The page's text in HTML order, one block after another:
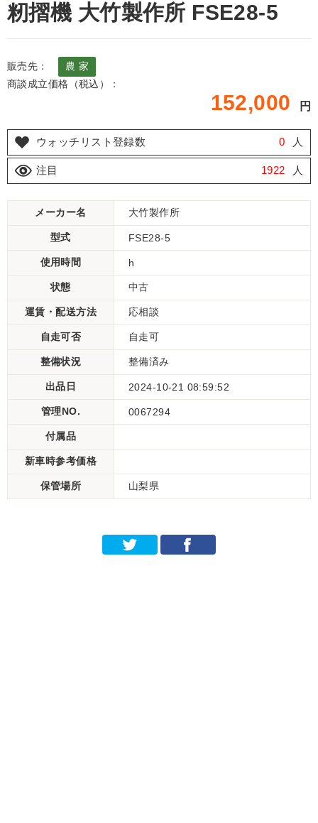
籾摺機 大竹製作所 FSE28-5
販売先：
農 家
商談成立価格（税込）：
152,000 円
ウォッチリスト登録数 0 人
注目 1922 人
メーカー名 大竹製作所
型式 FSE28-5
使用時間 h
状態 中古
運賃・配送方法 応相談
自走可否 自走可
整備状況 整備済み
出品日 2024-10-21 08:59:52
管理NO. 0067294
付属品
新車時参考価格
保管場所 山梨県